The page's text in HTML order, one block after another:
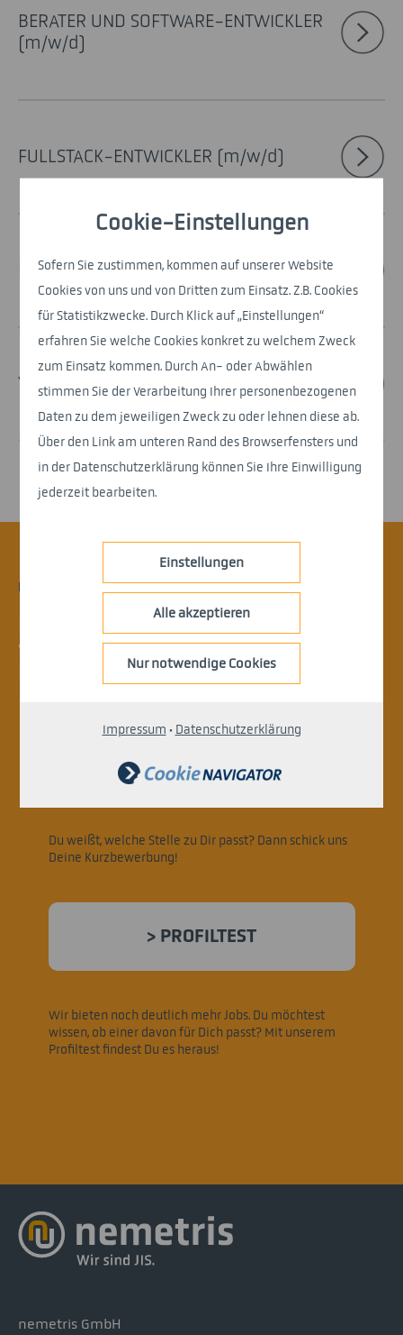
Cookie-Einstellungen
Sofern Sie zustimmen, kommen auf unserer Website
Cookies von uns und von Dritten zum Einsatz. Z.B. Cookies
für Statistikzwecke. Durch Klick auf „Einstellungen“
erfahren Sie welche Cookies konkret zu welchem Zweck
zum Einsatz kommen. Durch An- oder Abwählen
stimmen Sie der Verarbeitung Ihrer personenbezogenen
Daten zu dem jeweiligen Zweck zu oder lehnen diese ab.
Über den Link am unteren Rand des Browserfensters und
in der Datenschutzerklärung können Sie Ihre Einwilligung
jederzeit bearbeiten.
Einstellungen
Alle akzeptieren
Nur notwendige Cookies
Impressum · Datenschutzerklärung
BERATER UND SOFTWARE-ENTWICKLER
(m/w/d)
FULLSTACK-ENTWICKLER (m/w/d)
IT-WERKSTUDENTEN (m/w/d)
YOUNG IT-PROFESSIONAL (m/w/d)
BEWERBUNG.
Du hast Lust, ein JIS-Experte zu
werden?
Dann bewirb Dich gleich.
> KURZBEWERBUNG
Du weißt, welche Stelle zu Dir passt? Dann schick uns
Deine Kurzbewerbung!
> PROFILTEST
Wir bieten noch deutlich mehr Jobs. Du möchtest
wissen, ob einer davon für Dich passt? Mit unserem
Profiltest findest Du es heraus!
nemetris GmbH